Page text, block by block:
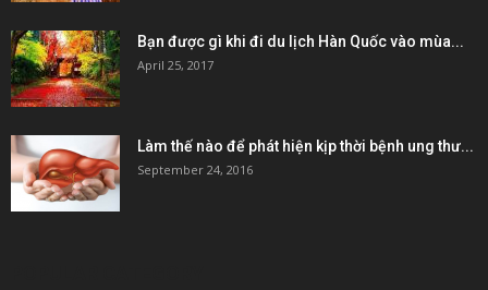
Bạn được gì khi đi du lịch Hàn Quốc vào mùa...
April 25, 2017
Làm thế nào để phát hiện kịp thời bệnh ung thư...
September 24, 2016